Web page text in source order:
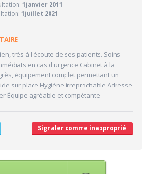
accordée
informations médicales délivrées
Temps en salle d'attente/Retard
CABINET/LOCAUX9.3/10
par les transports en commun
des locaux
1janvier 2011
1juillet 2021
très à l'écoute de ses patients. Soins
en cas d'urgence Cabinet à la
équipement complet permettant un
sur place Hygiène irreprochable Adresse
Équipe agréable et compétante
Signaler comme inapproprié